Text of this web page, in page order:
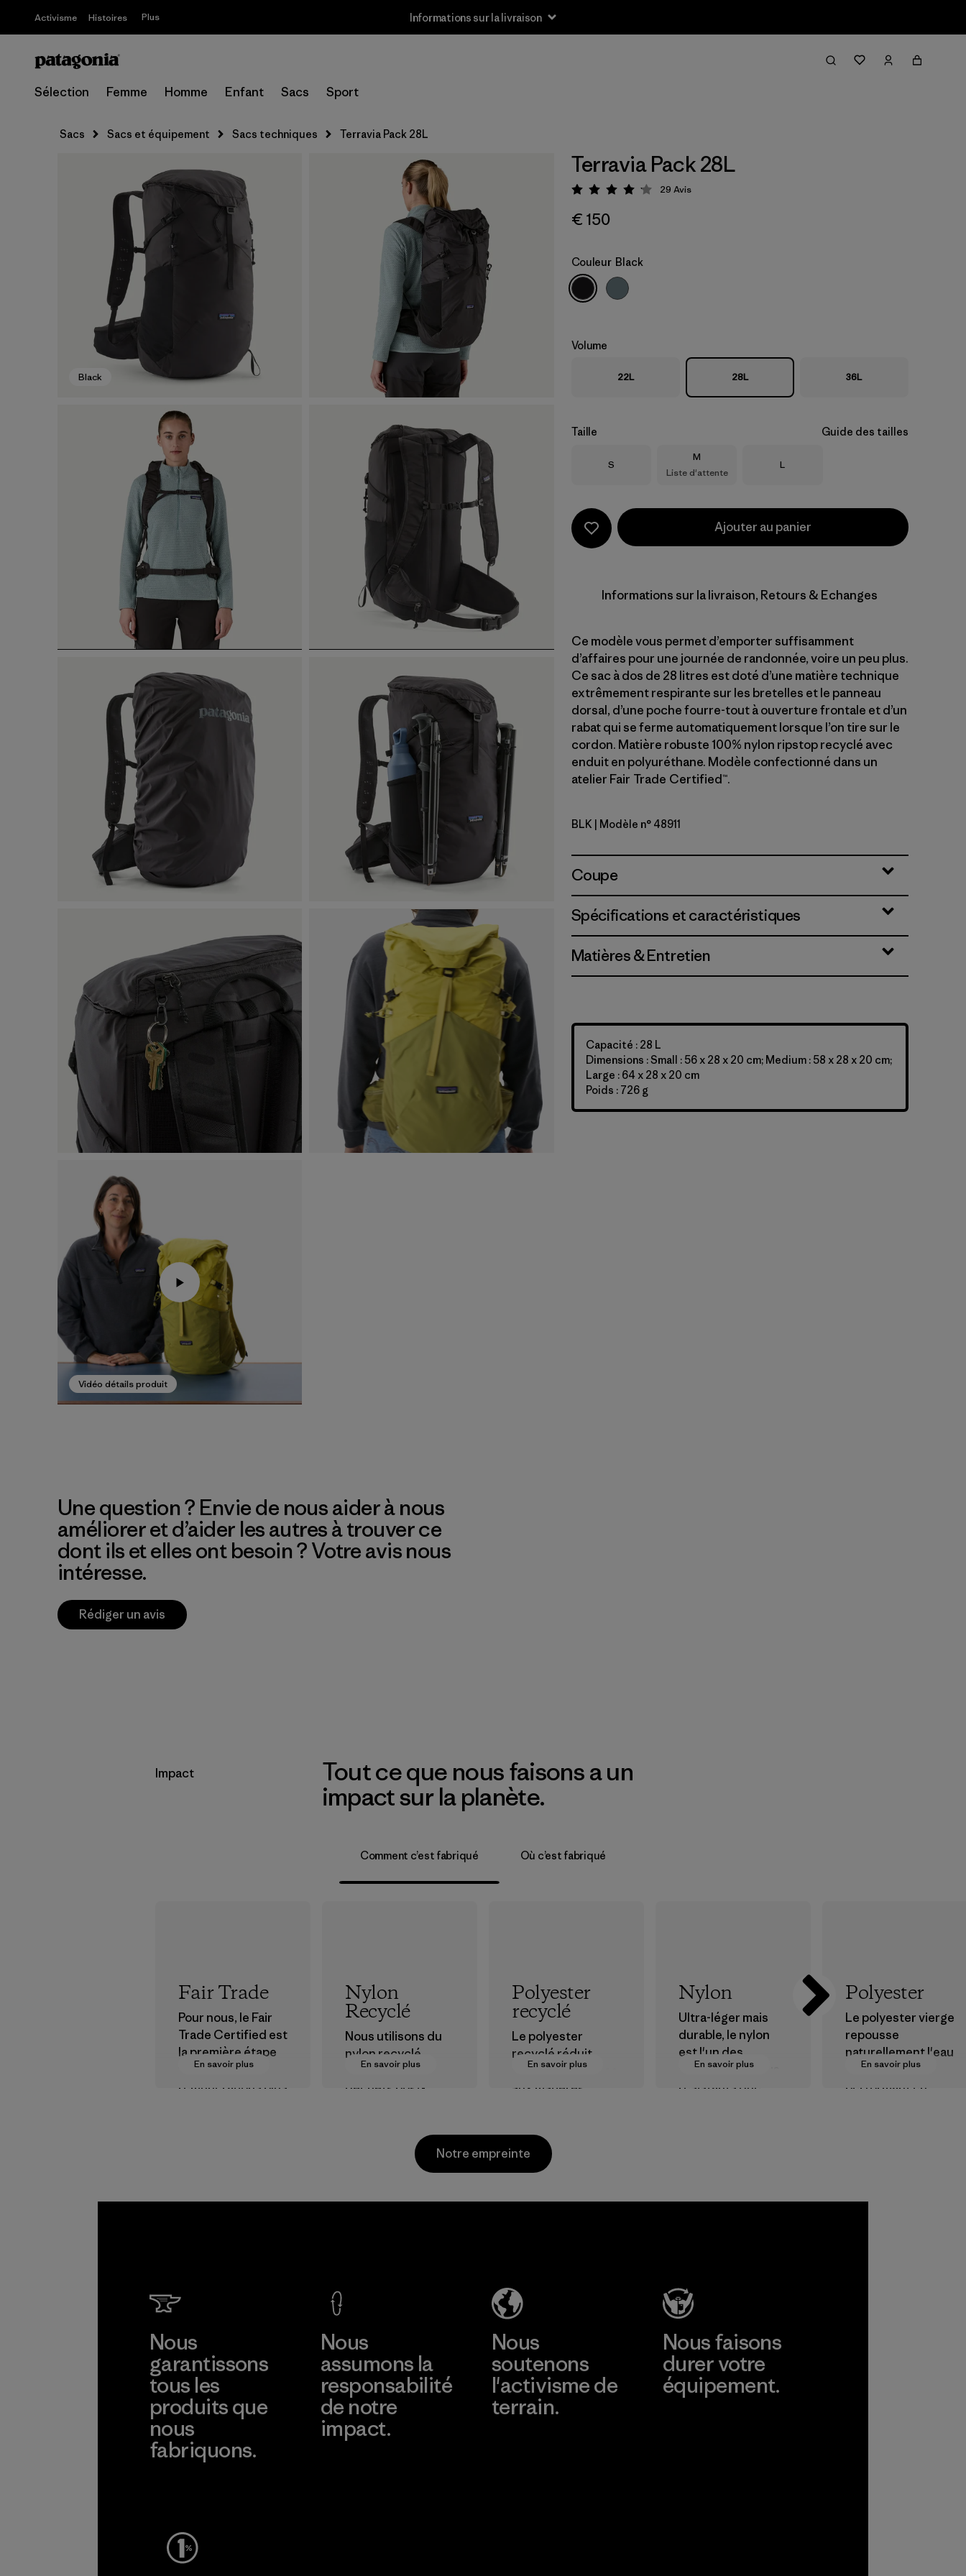
Activisme Histoires Plus Informations sur la livraison
Sélection Femme Homme Enfant Sacs Sport
Sacs Sacs et équipement Sacs techniques Terravia Pack 28L
Black
Vidéo détails produit
Terravia Pack 28L
Évaluation: 4.2 / 5
29 Avis
€ 150
Couleur Black
Volume
22L 28L 36L
Taille Guide des tailles
Taille
S
Taille
M
Liste d'attente
Taille
L
Ajouter au panier
Informations sur la livraison, Retours & Echanges
Ce modèle vous permet d’emporter suffisamment
d’affaires pour une journée de randonnée, voire un peu plus.
Ce sac à dos de 28 litres est doté d’une matière technique
extrêmement respirante sur les bretelles et le panneau
dorsal, d’une poche fourre-tout à ouverture frontale et d’un
rabat qui se ferme automatiquement lorsque l’on tire sur le
cordon. Matière robuste 100% nylon ripstop recyclé avec
enduit en polyuréthane. Modèle confectionné dans un
atelier Fair Trade Certified™.
Black
BLK | Modèle n° 48911
Coupe
Spécifications et caractéristiques
Matières & Entretien
Capacité : 28 L
Dimensions : Small : 56 x 28 x 20 cm; Medium : 58 x 28 x 20 cm;
Large : 64 x 28 x 20 cm
Poids : 726 g
Une question ? Envie de nous aider à nous
améliorer et d’aider les autres à trouver ce
dont ils et elles ont besoin ? Votre avis nous
intéresse.
Rédiger un avis
Impact
Tout ce que nous faisons a un
impact sur la planète.
Comment c’est fabriqué Où c’est fabriqué
En savoir plus
Fair Trade
Pour nous, le Fair
Trade Certified est
la première étape
vers des
rémunérations plus
En savoir plus
Nylon
Recyclé
Nous utilisons du
nylon recyclé
provenant de
déchets post-
de tissage et de
matériaux recyclés
En savoir plus
Polyester
recyclé
Le polyester
recyclé réduit
notre dépendance
aux matières
Matières
En savoir plus
Nylon
Ultra-léger mais
durable, le nylon
est l'un des
matériaux les plus
résistants que
En savoir plus
Polyester
Le polyester vierge
repousse
naturellement l'eau
et est très
performant en
En savoir plus
Notre empreinte
Nous
garantissons
tous les
produits que
nous
fabriquons.
Nous
assumons la
responsabilité
de notre
impact.
Nous
soutenons
l'activisme de
terrain.
Nous faisons
durer votre
équipement.